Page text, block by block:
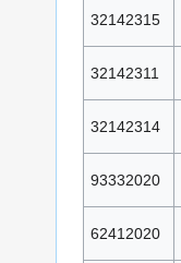
32142315
32142311
32142314
93332020
62412020